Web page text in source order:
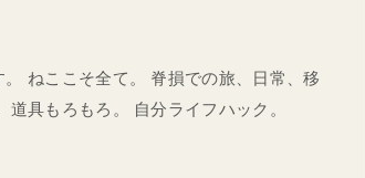
ねここそ全て。 脊損での旅、日常、移
具もろもろ。 自分ライフハック。